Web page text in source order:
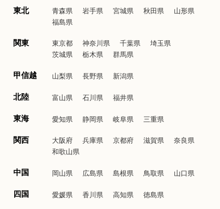
東北 青森県 岩手県 宮城県 秋田県
山形県
福島県
関東 東京都 神奈川県 千葉県
埼玉県
茨城県
栃木県 群馬県
甲信越 山梨県 長野県 新潟県
北陸 富山県 石川県 福井県
東海 愛知県 静岡県 岐阜県 三重県
関西 大阪府 兵庫県 京都府 滋賀県
奈良県
和歌山県
中国 岡山県 広島県 島根県 鳥取県 山口県
四国 愛媛県 香川県 高知県 徳島県